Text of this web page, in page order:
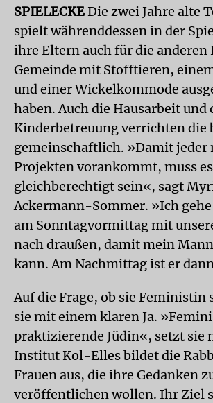
SPIELECKEDie zwei Jahre alte
spielt währenddessen in der
ihre Eltern auch für die anderen
Gemeinde mit Stofftieren,
und einer Wickelkommode
haben. Auch die Hausarbeit und
Kinderbetreuung verrichten die
gemeinschaftlich. »Damit jeder
Projekten vorankommt, muss es
gleichberechtigt sein«, sagt
Ackermann-Sommer. »Ich
am Sonntagvormittag mit
nach draußen, damit mein
kann. Am Nachmittag ist er
Auf die Frage, ob sie Feministin
sie mit einem klaren Ja.
praktizierende Jüdin«, setzt sie
Institut Kol-Elles bildet die
Frauen aus, die ihre Gedanken
veröffentlichen wollen. Ihr Ziel